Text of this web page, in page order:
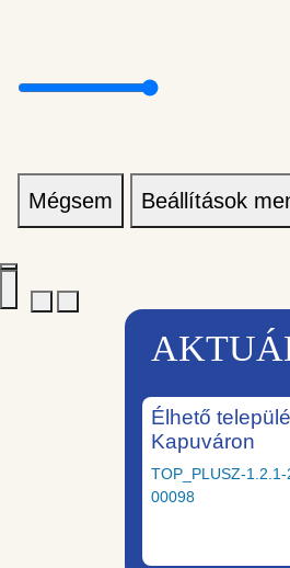
Mégsem Beállítások
Élhető
Kapuváron
TOP_PLUSZ-
00098